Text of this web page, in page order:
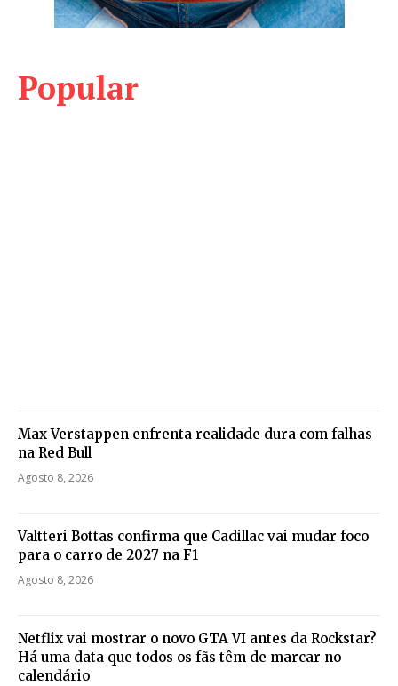
Popular
Max Verstappen enfrenta realidade dura com falhas
na Red Bull
Agosto 8, 2026
Valtteri Bottas confirma que Cadillac vai mudar foco
para o carro de 2027 na F1
Agosto 8, 2026
Netflix vai mostrar o novo GTA VI antes da Rockstar?
Há uma data que todos os fãs têm de marcar no
calendário